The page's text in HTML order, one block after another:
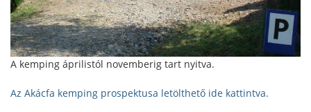
A kemping áprilistól novemberig tart nyitva.
Az Akácfa kemping prospektusa letölthető ide kattintva.